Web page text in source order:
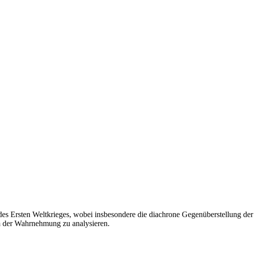
Ersten Weltkrieges, wobei insbesondere die diachrone Gegenüberstellung der
Wahrnehmung zu analysieren.